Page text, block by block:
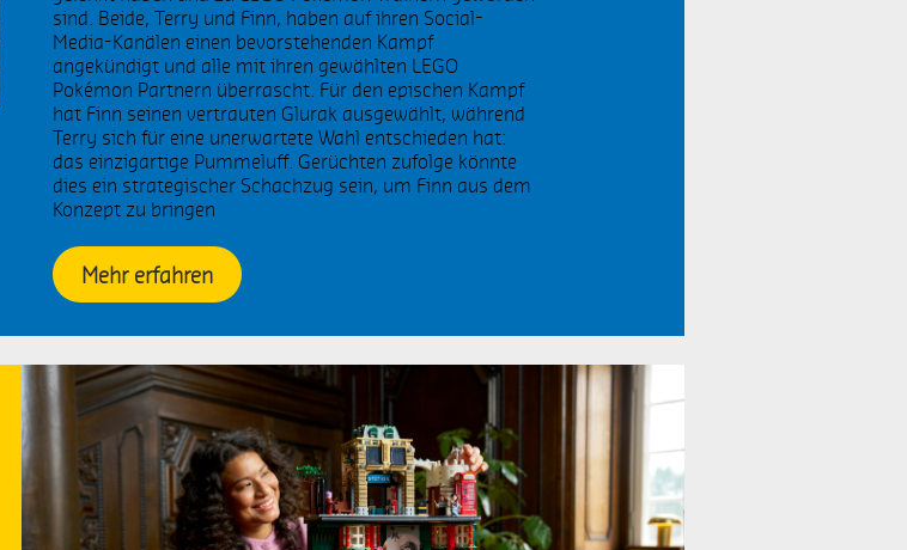
LEGO Ideas LEGO Architecture
Schulstart LEGO City
LEGO Technic
LEGO Star Wars
Bauernhof LEGO Ideas
LEGO DUPLO Do not Disturb Playtime
LEGO Friends Comic
LEGO Harry Potter Studie
sind. Beide, Terry und Finn, haben auf ihren Social-
Media-Kanälen einen bevorstehenden Kampf
angekündigt und alle mit ihren gewählten LEGO
Pokémon Partnern überrascht. Für den epischen Kampf
hat Finn seinen vertrauten Glurak ausgewählt, während
Terry sich für eine unerwartete Wahl entschieden hat:
das einzigartige Pummeluff. Gerüchten zufolge könnte
dies ein strategischer Schachzug sein, um Finn aus dem
Konzept zu bringen
Mehr erfahren